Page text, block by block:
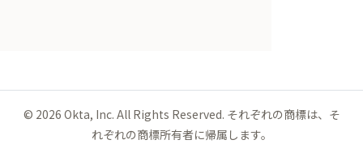
© 2026 Okta, Inc. All Rights Reserved. それぞれの商標は、そ
れぞれの商標所有者に帰属します。